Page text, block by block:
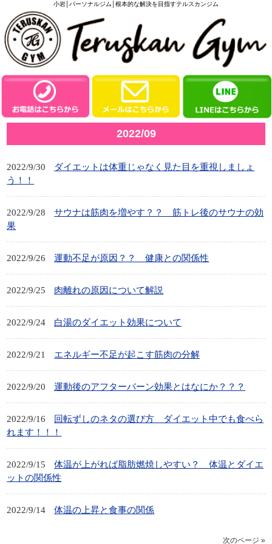
小岩│パーソナルジム│根本的な解決を目指すテルスカンジム
2022/09
2022/9/30
ダイエットは体重じゃなく見た目を重視しましょ
う！！
2022/9/28
サウナは筋肉を増やす？？ 筋トレ後のサウナの効
果
2022/9/26 運動不足が原因？？ 健康との関係性
2022/9/25 肉離れの原因について解説
2022/9/24 白湯のダイエット効果について
2022/9/21 エネルギー不足が起こす筋肉の分解
2022/9/20 運動後のアフターバーン効果とはなにか？？？
2022/9/16
回転ずしのネタの選び方 ダイエット中でも食べら
れます！！！
2022/9/15
体温が上がれば脂肪燃焼しやすい？ 体温とダイエ
ットの関係性
2022/9/14 体温の上昇と食事の関係
次のページ »